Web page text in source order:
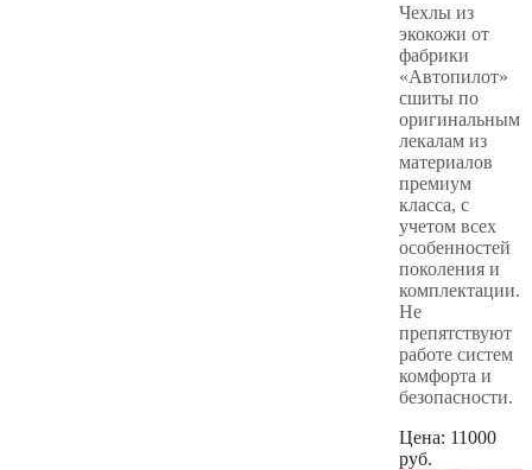
Чехлы из
экокожи от
фабрики
«Автопилот»
сшиты по
оригинальным
лекалам из
материалов
премиум
класса, с
учетом всех
особенностей
поколения и
комплектации.
Не
препятствуют
работе систем
комфорта и
безопасности.
Цена: 11000
руб.